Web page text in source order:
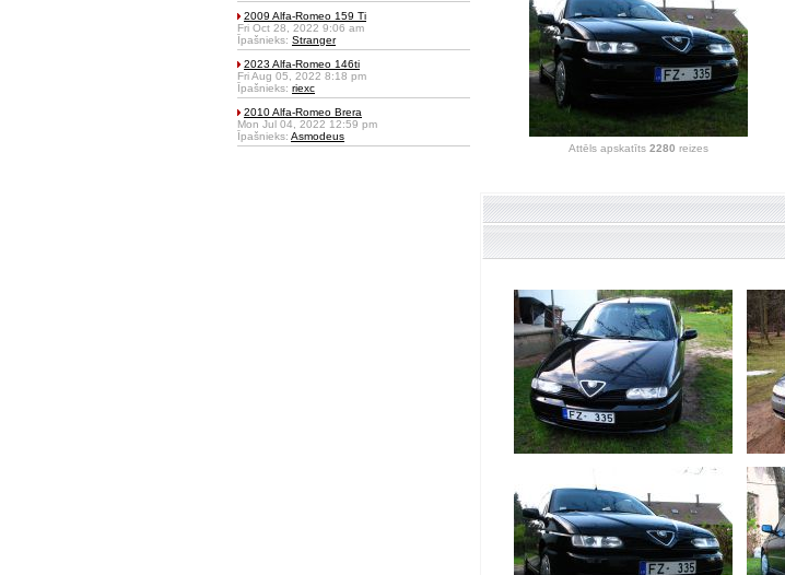
2009 Alfa-Romeo 159 Ti
Fri Oct 28, 2022 9:06 am
Īpašnieks: Stranger
2023 Alfa-Romeo 146ti
Fri Aug 05, 2022 8:18 pm
Īpašnieks: riexc
2010 Alfa-Romeo Brera
Mon Jul 04, 2022 12:59 pm
Īpašnieks: Asmodeus
Attēls apskatīts 2280 reizes